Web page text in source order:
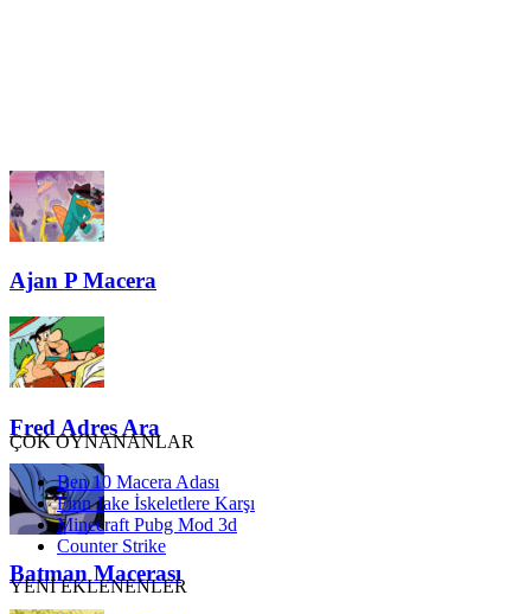
Ajan P Macera
Fred Adres Ara
Batman Macerası
ÇOK OYNANANLAR
Ben 10 Macera Adası
Finn Jake İskeletlere Karşı
Minecraft Pubg Mod 3d
Counter Strike
YENİ EKLENENLER